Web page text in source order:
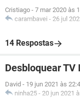
Cristiago - 7 mar 2020 às
carambavei - 26 jul
14 Respostas
Desbloquear TV
David - 19 jun 2021 às
ninha25 - 20 jun 2021